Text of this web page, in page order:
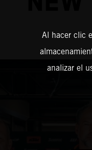
Al hacer clic
analizar el